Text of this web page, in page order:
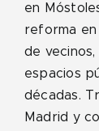
en
reforma en
de
espacios
décadas.
Madrid y